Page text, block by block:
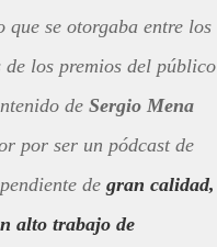
que se otorgaba entre los
de los premios del público
de Sergio Mena
por ser un pódcast de
de gran calidad,
alto trabajo de